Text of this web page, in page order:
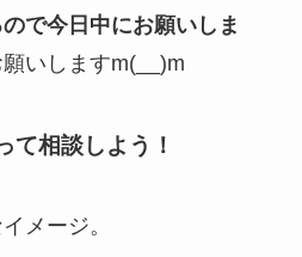
ので今日中にお願いしま
いしますm(__)m
て相談しよう！
メージ。